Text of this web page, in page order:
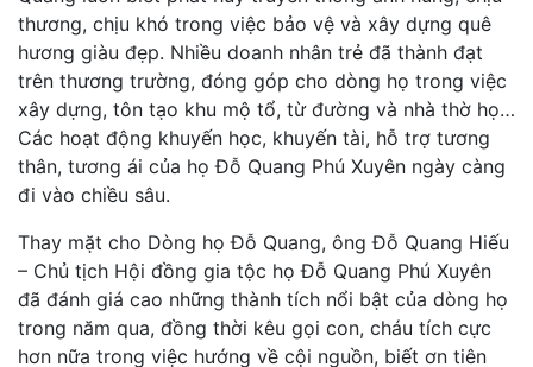
thương, chịu khó trong việc bảo vệ và xây dựng quê
hương giàu đẹp. Nhiều doanh nhân trẻ đã thành đạt
trên thương trường, đóng góp cho dòng họ trong việc
xây dựng, tôn tạo khu mộ tổ, từ đường và nhà thờ họ…
Các hoạt động khuyến học, khuyến tài, hỗ trợ tương
thân, tương ái của họ Đỗ Quang Phú Xuyên ngày càng
đi vào chiều sâu.
Thay mặt cho Dòng họ Đỗ Quang, ông Đỗ Quang Hiếu
– Chủ tịch Hội đồng gia tộc họ Đỗ Quang Phú Xuyên
đã đánh giá cao những thành tích nổi bật của dòng họ
trong năm qua, đồng thời kêu gọi con, cháu tích cực
hơn nữa trong việc hướng về cội nguồn, biết ơn tiên